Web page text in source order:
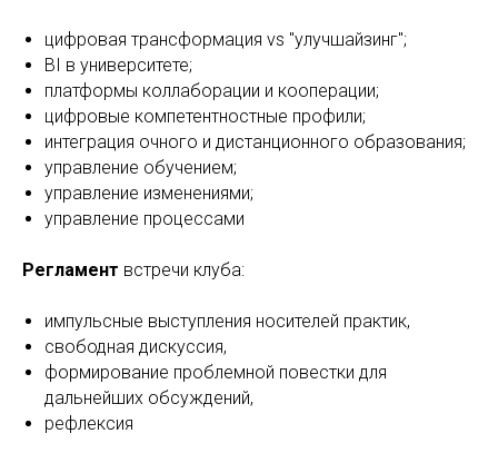
цифровая трансформация vs "улучшайзинг";
BI в университете;
платформы коллаборации и кооперации;
цифровые компетентностные профили;
интеграция очного и дистанционного образования;
управление обучением;
управление изменениями;
управление процессами
Регламент встречи клуба:
импульсные выступления носителей практик,
свободная дискуссия,
формирование проблемной повестки для
дальнейших обсуждений,
рефлексия